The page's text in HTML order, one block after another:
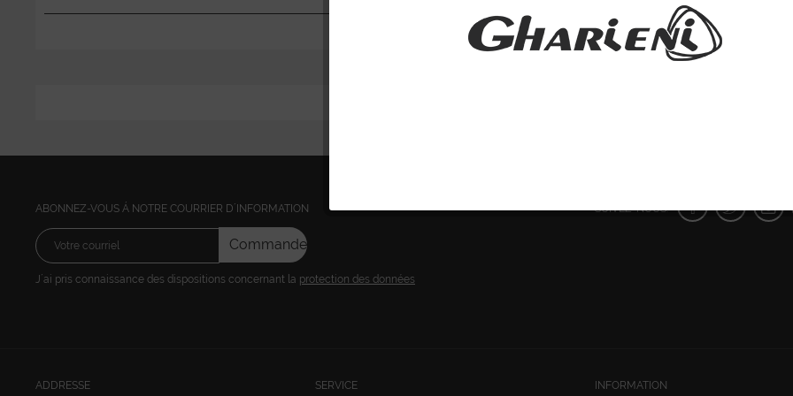
ABONNEZ-VOUS Á NOTRE COURRIER D´INFORMATION
Commandez
J´ai pris connaissance des dispositions concernant la protection des données
SUIVEZ-NOUS:
ADDRESSE SERVICE INFORMATION